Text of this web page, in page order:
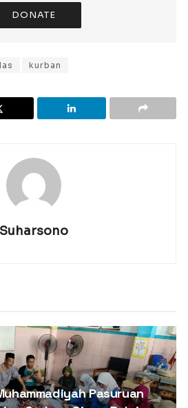
DONATE
kurban
Suharsono
Pasuruan